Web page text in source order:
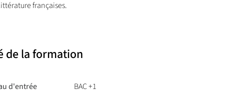
françaises.
de la formation
d'entrée BAC +1